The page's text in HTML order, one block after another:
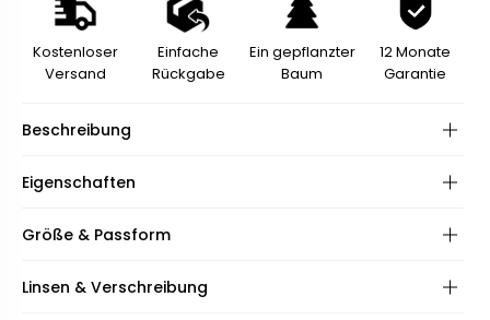
Kostenloser
Versand
Einfache
Rückgabe
Ein gepflanzter
Baum
12 Monate
Garantie
Beschreibung
Eigenschaften
Rahmen:
Spezifikationen:
Größe & Passform
Frame shape:
Linsen & Verschreibung